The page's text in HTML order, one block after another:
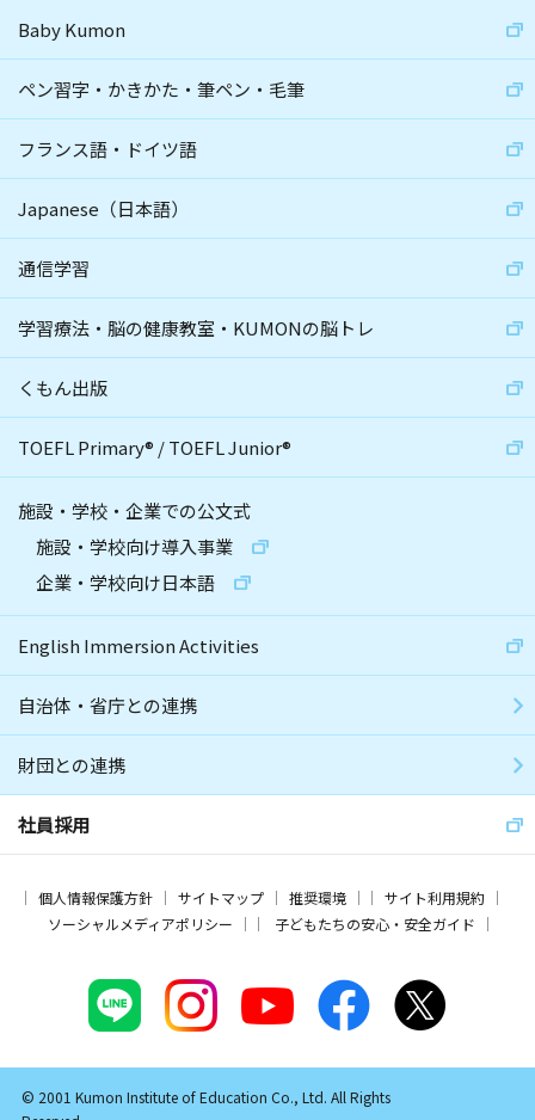
Baby Kumon
ペン習字・かきかた・筆ペン・毛筆
フランス語・ドイツ語
Japanese（日本語）
通信学習
学習療法・脳の健康教室・KUMONの脳トレ
くもん出版
TOEFL Primary® /TOEFL Junior®
施設・学校・企業での公文式
施設・学校向け導入事業
企業・学校向け日本語
English Immersion Activities
自治体・省庁との連携
財団との連携
社員採用
個人情報保護方針 サイトマップ 推奨環境
サイト利用規約
ソーシャルメディアポリシー
子どもたちの安心・安全ガイド
© 2001 Kumon Institute of Education Co., Ltd. All Rights